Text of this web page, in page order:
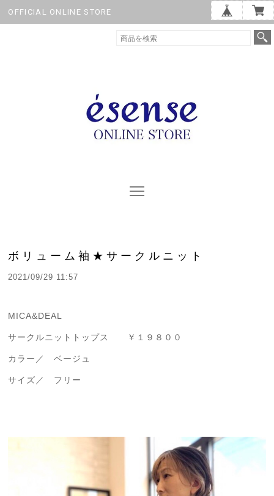
OFFICIAL ONLINE STORE
ボリューム袖★サークルニット
2021/09/29 11:57
MICA&DEAL
サークルニットトップス ￥１９８００
カラー／ ベージュ
サイズ／ フリー